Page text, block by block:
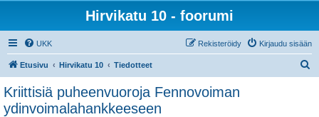
Hirvikatu 10 - foorumi
UKK Kirjaudu sisään
Rekisteröidy
Etusivu Hirvikatu 10 Tiedotteet
Kriittisiä puheenvuoroja Fennovoiman
ydinvoimalahankkeeseen